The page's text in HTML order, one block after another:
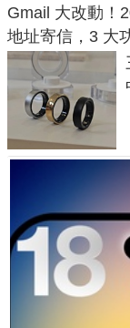
Gmail 大改動！
地址寄信，3 大